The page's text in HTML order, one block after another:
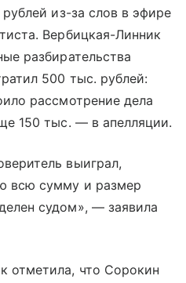
из-за слов в эфире
Вербицкая-Линник
разбирательства
500 тыс. рублей:
рассмотрение дела
150 тыс. — в апелляции.
выиграл,
всю сумму и размер
судом», — заявила
отметила, что Сорокин